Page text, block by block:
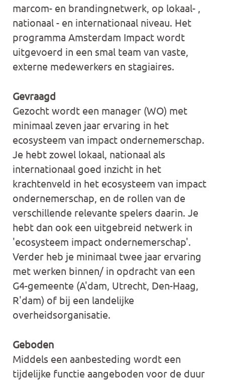
marcom- en brandingnetwerk, op lokaal- ,
nationaal - en internationaal niveau. Het
programma Amsterdam Impact wordt
uitgevoerd in een smal team van vaste,
externe medewerkers en stagiaires.
Gevraagd
Gezocht wordt een manager (WO) met
minimaal zeven jaar ervaring in het
ecosysteem van impact ondernemerschap.
Je hebt zowel lokaal, nationaal als
internationaal goed inzicht in het
krachtenveld in het ecosysteem van impact
ondernemerschap, en de rollen van de
verschillende relevante spelers daarin. Je
hebt dan ook een uitgebreid netwerk in
'ecosysteem impact ondernemerschap'.
Verder heb je minimaal twee jaar ervaring
met werken binnen/ in opdracht van een
G4-gemeente (A'dam, Utrecht, Den-Haag,
R'dam) of bij een landelijke
overheidsorganisatie.
Geboden
Middels een aanbesteding wordt een
tijdelijke functie aangeboden voor de duur